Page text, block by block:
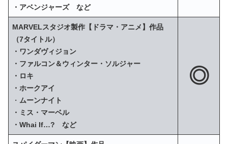
・アベンジャーズ など
MARVELスタジオ製作【ドラマ・アニメ】作品
（7タイトル）
・ワンダヴィジョン
・ファルコン＆ウィンター・ソルジャー
・ロキ
・ホークアイ
・ ムーンナイト
・ミス・マーベル
・Whai If…? など
◎